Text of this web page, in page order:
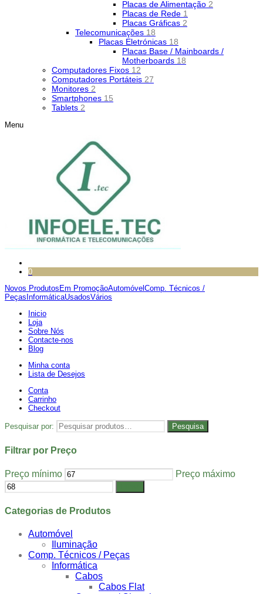
Placas de Alimentação 2
Placas de Rede 1
Placas Gráficas 2
Telecomunicações 18
Placas Eletrónicas 18
Placas Base / Mainboards /
Motherboards 18
Computadores Fixos 12
Computadores Portáteis 27
Monitores 2
Smartphones 15
Tablets 2
Menu
0
Novos Produtos Em PromoçãoAutomóvel Comp. Técnicos /
Peças InformáticaUsadosVários
Inicio
Loja
Sobre Nós
Contacte-nos
Blog
Minha conta
Lista de Desejos
Conta
Carrinho
Checkout
Pesquisar por: Pesquisa
Filtrar por Preço
Preço mínimo Preço máximo
Categorias de Produtos
Automóvel
Iluminação
Comp. Técnicos / Peças
Informática
Cabos
Cabos Flat